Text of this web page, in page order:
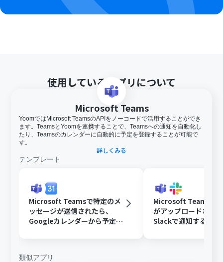
使用しているアプリについて
Microsoft Teams
YoomではMicrosoft TeamsのAPIをノーコードで活用することができ
ます。TeamsとYoomを連携することで、Teamsへの通知を自動化し
たり、Teamsのカレンダーに自動的に予定を登録することが可能で
す。
詳しくみる
テンプレート
Microsoft Teamsで特定のメ
ッセージが送信されたら、
Googleカレンダーから予定を
Microsoft Teamsに
がアップロードされ
Slackで通知する
類似アプリ